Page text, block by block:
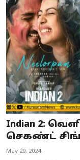
Business
Crime
Tamilnadu
National
World
Astrology
Spirituality
Indian 2:
செகண்ட்
May 29, 2024